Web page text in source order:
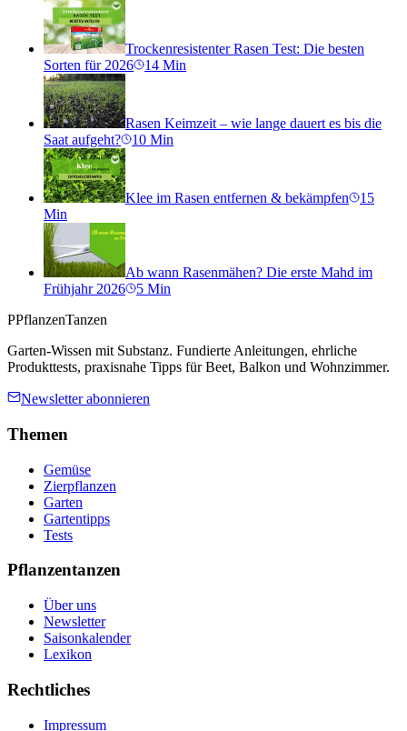
Trockenresistenter Rasen Test: Die besten
Sorten für 2026
14 Min
Rasen Keimzeit – wie lange dauert es bis die
Saat aufgeht?
10 Min
Klee im Rasen entfernen & bekämpfen
15
Min
Ab wann Rasenmähen? Die erste Mahd im
Frühjahr 2026
5 Min
PPflanzenTanzen
Garten-Wissen mit Substanz. Fundierte Anleitungen, ehrliche
Produkttests, praxisnahe Tipps für Beet, Balkon und Wohnzimmer.
Newsletter abonnieren
Themen
Gemüse
Zierpflanzen
Garten
Gartentipps
Tests
Pflanzentanzen
Über uns
Newsletter
Saisonkalender
Lexikon
Rechtliches
Impressum